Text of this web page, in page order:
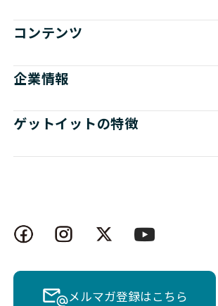
コンテンツ
企業情報
ゲットイットの特徴
メルマガ登録はこちら